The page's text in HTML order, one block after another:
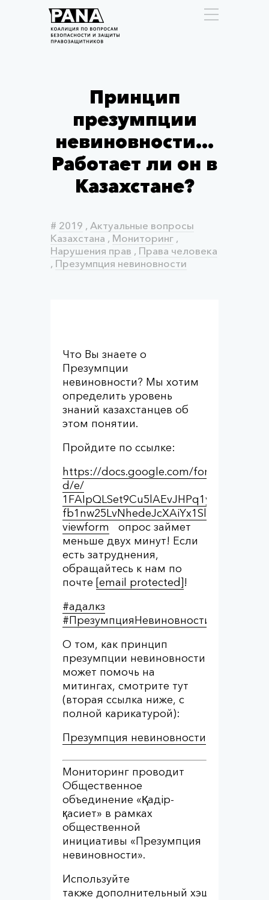
Принцип
презумпции
невиновности…
Работает ли он в
Казахстане?
# 2019 , Актуальные вопросы
Казахстана , Мониторинг ,
Нарушения прав , Права человека
, Презумпция невиновности
Что Вы знаете о
Презумпции
невиновности? Мы хотим
определить уровень
знаний казахстанцев об
этом понятии.
Пройдите по ссылке:
https://docs.google.com/forms/
d/e/
1FAIpQLSet9Cu5lAEvJHPq1yWG5R0e
fb1nw25LvNhedeJcXAiYx1SlcQ/
viewform опрос займет
меньше двух минут! Если
есть затруднения,
обращайтесь к нам по
почте [email protected]!
#адалкз
#ПрезумпцияНевиновностиКз
О том, как принцип
презумпции невиновности
может помочь на
митингах, смотрите тут
(вторая ссылка ниже, с
полной карикатурой):
Презумпция невиновности
Мониторинг проводит
Общественное
объединение «Қадір-
қасиет» в рамках
общественной
инициативы «Презумпция
невиновности».
Используйте
также дополнительный хэштег: